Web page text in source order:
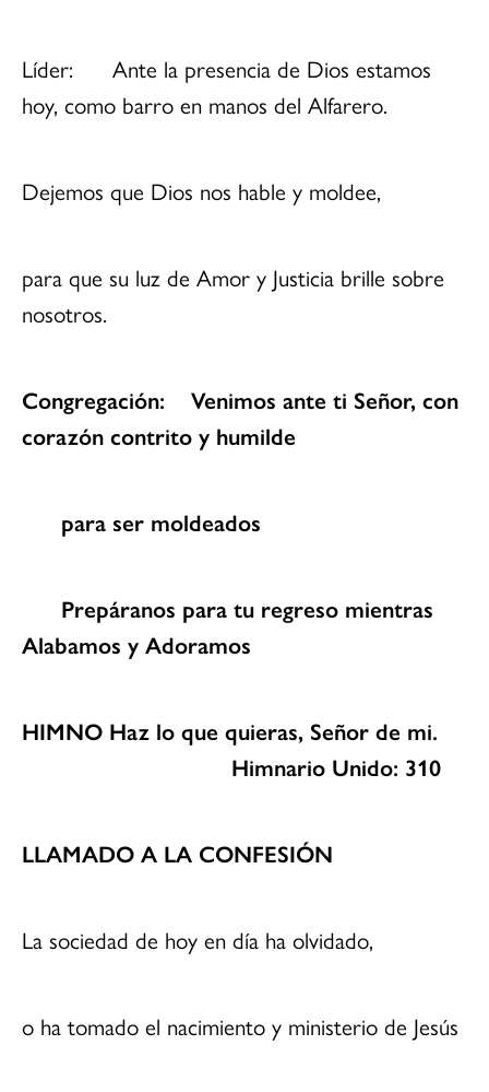
Líder: Ante la presencia de Dios estamos
hoy, como barro en manos del Alfarero.
Dejemos que Dios nos hable y moldee,
para que su luz de Amor y Justicia brille sobre
nosotros.
Congregación: Venimos ante ti Señor, con
corazón contrito y humilde
para ser moldeados
Prepáranos para tu regreso mientras
Alabamos y Adoramos
HIMNO Haz lo que quieras, Señor de mi.
Himnario Unido: 310
LLAMADO A LA CONFESIÓN
La sociedad de hoy en día ha olvidado,
o ha tomado el nacimiento y ministerio de Jesús